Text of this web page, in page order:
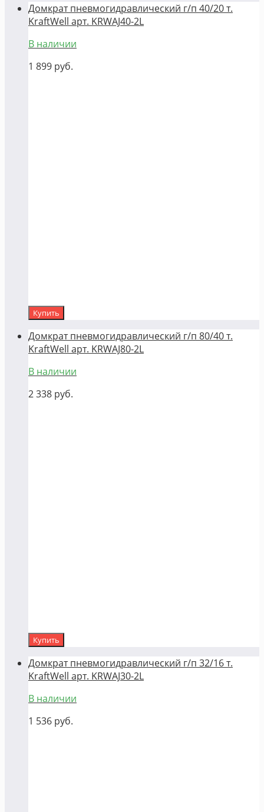
Домкрат пневмогидравлический г/п 40/20 т.
KraftWell арт. KRWAJ40-2L
В наличии
1 899 руб.
Купить
Домкрат пневмогидравлический г/п 80/40 т.
KraftWell арт. KRWAJ80-2L
В наличии
2 338 руб.
Купить
Домкрат пневмогидравлический г/п 32/16 т.
KraftWell арт. KRWAJ30-2L
В наличии
1 536 руб.